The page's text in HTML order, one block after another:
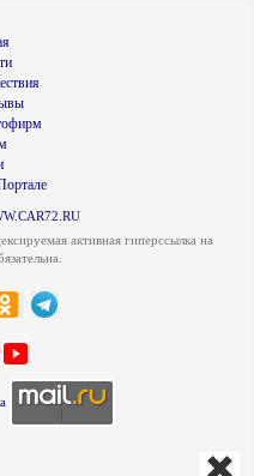
активная гиперссылка на